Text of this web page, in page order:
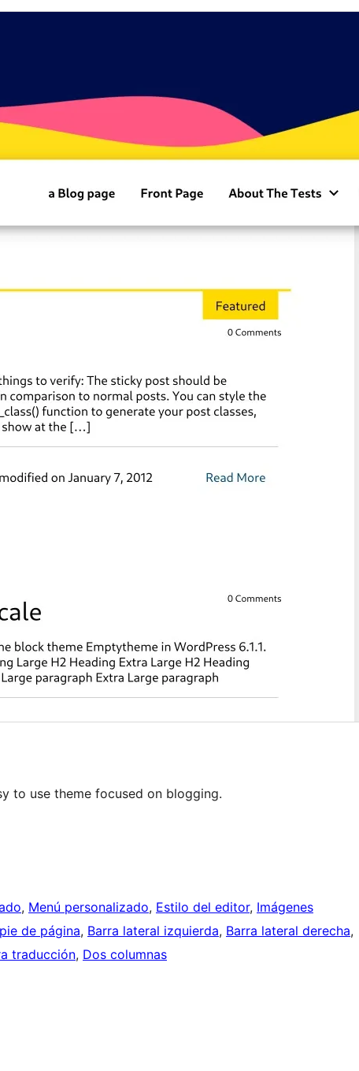
to use theme focused on blogging.
, Menú personalizado, Estilo del editor, Imágenes
de página, Barra lateral izquierda, Barra lateral derecha
traducción, Dos columnas